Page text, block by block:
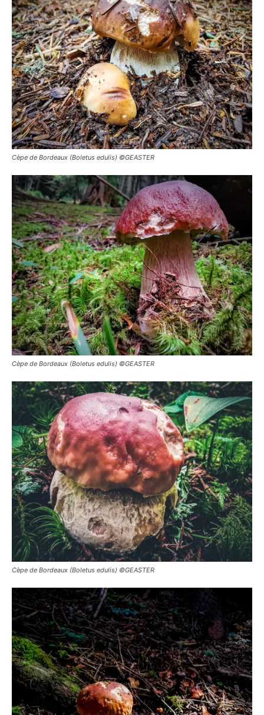
Cèpe de Bordeaux (Boletus edulis) ©GEASTER
Cèpe de Bordeaux (Boletus edulis) ©GEASTER
Cèpe de Bordeaux (Boletus edulis) ©GEASTER